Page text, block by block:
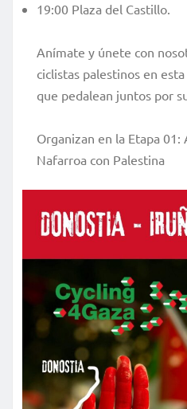
19:00 Plaza del Castillo.
Anímate y únete con
ciclistas palestinos en
que pedalean juntos por
Organizan en la Etapa 01:
Nafarroa con Palestina